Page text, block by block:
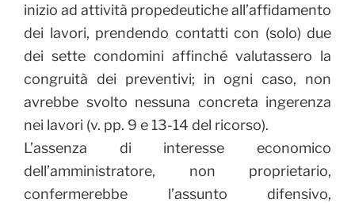
inizio ad attività propedeutiche all’affidamento
dei lavori, prendendo contatti con (solo) due
dei sette condomini affinché valutassero la
congruità dei preventivi; in ogni caso, non
avrebbe svolto nessuna concreta ingerenza
nei lavori (v. pp. 9 e 13-14 del ricorso).
L’assenza di interesse economico
dell’amministratore, non proprietario,
confermerebbe l’assunto difensivo,